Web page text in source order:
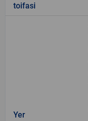
toifasi
Yer